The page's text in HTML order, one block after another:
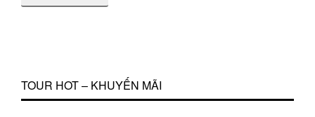
TOUR HOT – KHUYẾN MÃI